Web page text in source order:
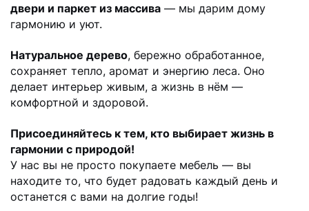
двери и паркет из массива — мы дарим дому
гармонию и уют.
Натуральное дерево, бережно обработанное,
сохраняет тепло, аромат и энергию леса. Оно
делает интерьер живым, а жизнь в нём —
комфортной и здоровой.
Присоединяйтесь к тем, кто выбирает жизнь в
гармонии с природой!
У нас вы не просто покупаете мебель — вы
находите то, что будет радовать каждый день и
останется с вами на долгие годы!